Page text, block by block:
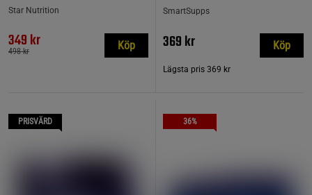
Star Nutrition
349 kr
498 kr Köp
SmartSupps
369 kr
Lägsta pris 369 kr
Köp
PRISVÄRD 36%